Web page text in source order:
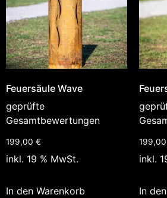
Feuersäule Wave
geprüfte
Gesamtbewertungen
199,00 €
inkl. 19 % MwSt.
In den Warenkorb
199,00
inkl.
In